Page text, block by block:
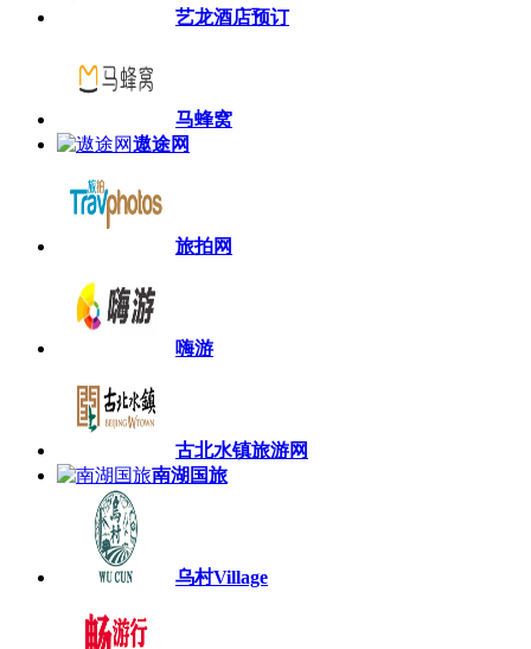
艺龙酒店预订
马蜂窝
遨途网
旅拍网
嗨游
古北水镇旅游网
南湖国旅
乌村Village